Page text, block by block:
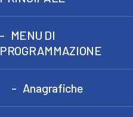
MENU DI
PROGRAMMAZIONE
Anagrafiche